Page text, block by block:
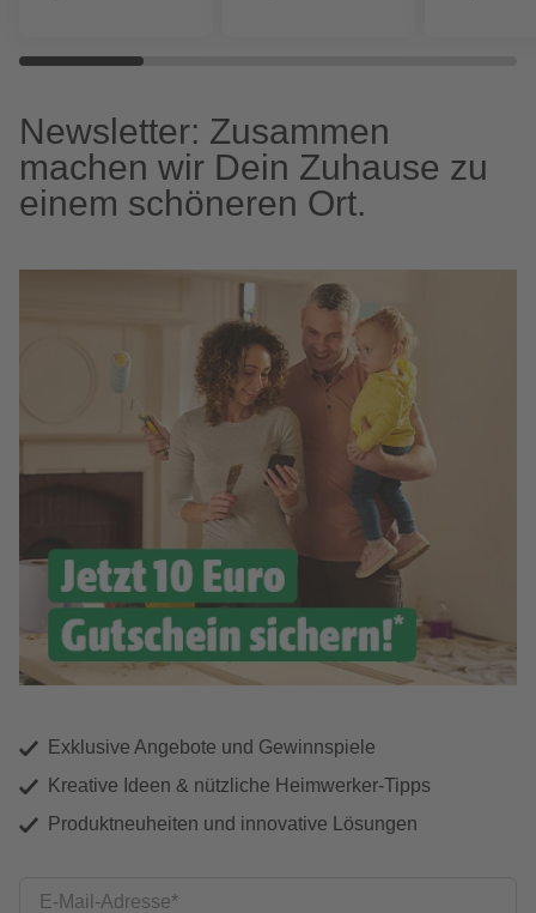
Newsletter: Zusammen
machen wir Dein Zuhause zu
einem schöneren Ort.
Exklusive Angebote und Gewinnspiele
Kreative Ideen & nützliche Heimwerker-Tipps
Produktneuheiten und innovative Lösungen
E-Mail-Adresse